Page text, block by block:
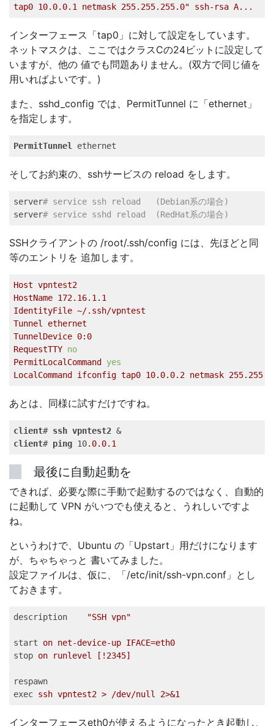
tap0 10.0.0.1 netmask 255.255.255.0" ssh-rsa A...
インターフェース「tap0」に対して設定をしています。
ネットマスクは、ここではクラスCの24ビットに設定して
いますが、他の 値でも問題ありません。(双方で同じ値を
用いればよいです。)
また、sshd_config では、PermitTunnel に「ethernet」
を指定します。
PermitTunnel ethernet
そしてお約束の、sshサービスの reload をします。
server# service ssh reload   (Debian系の場合)
server# service sshd reload  (RedHat系の場合)
SSHクライアントの /root/.ssh/config には、先ほどと同
等のエントリを 追加します。
Host vpntest2
HostName 172.16.1.1
IdentityFile ~/.ssh/vpntest
Tunnel
ethernet
TunnelDevice 0:0
RequestTTY no
PermitLocalCommand
yes
LocalCommand
ifconfig tap0 10.0.0.2 netmask 255.255
あとは、同様に試すだけですね。
client# ssh vpntest2
client# ping 10.0.0.1
最後に自動起動を
できれば、必要な際に手動で起動するのではなく、自動的
に起動して VPN がいつでも使えると、うれしいですよ
ね。
というわけで、Ubuntu の「Upstart」用だけになります
が、ちゃちゃっと 書いてみました。
設定ファイルは、仮に、「/etc/init/ssh-vpn.conf」とし
ておきます。
description "SSH vpn"
start
on net-device-up IFACE=eth0
stop on runlevel [!2345]
respawn
exec ssh vpntest2 > /dev/null 2>&1
インターフェースeth0が使えるようになったとき起動し、